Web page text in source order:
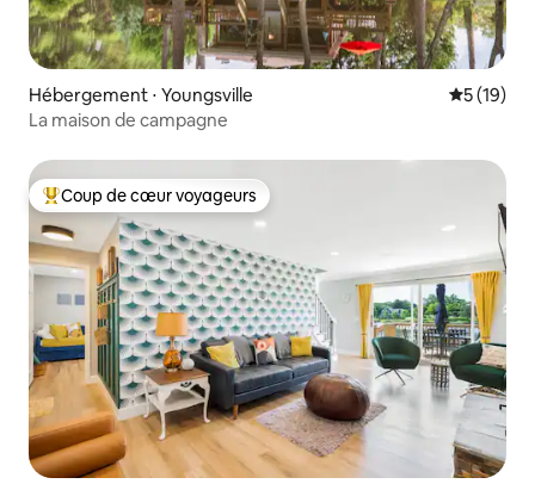
Hébergement ⋅ Youngsville
5 (19)
La maison de campagne
Coups de cœur voyageurs les plus appréciés
Coup de cœur voyageurs